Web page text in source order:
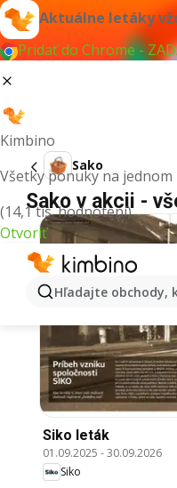
Aktuálne letáky
Pridať do Chrome -
Kimbino
Všetky ponuky na jednom
(14,1 tis. hodnotení)
Otvoriť
Hľadajte obchody,
Sako
Sako v akcii -
Siko leták
01.09.2025 -30.09.2026
Siko